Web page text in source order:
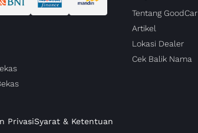
Tentang GoodCar
Artikel
Lokasi Dealer
Cek Balik Nama
PrivasiSyarat & Ketentuan